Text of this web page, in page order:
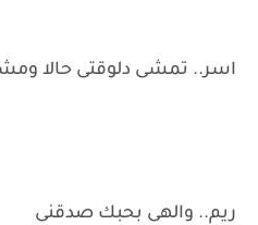
اسر.. تمشى دلوقتى حالا
ريم.. والهى بحبك صدقنى